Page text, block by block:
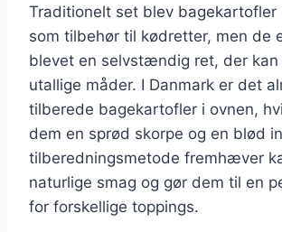
Traditionelt set blev bagekartofler
som tilbehør til kødretter, men de
blevet en selvstændig ret, der kan
utallige måder. I Danmark er det
tilberede bagekartofler i ovnen,
dem en sprød skorpe og en blød
tilberedningsmetode fremhæver
naturlige smag og gør dem til en
for forskellige toppings.